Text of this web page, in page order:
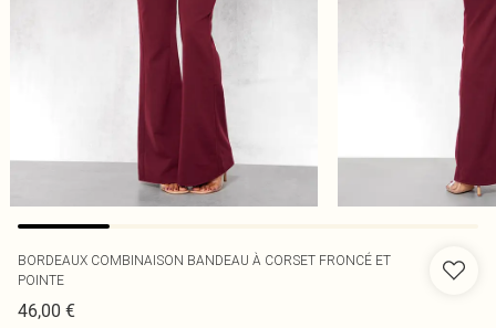
BORDEAUX COMBINAISON BANDEAU À CORSET FRONCÉ ET
POINTE
46,00 €